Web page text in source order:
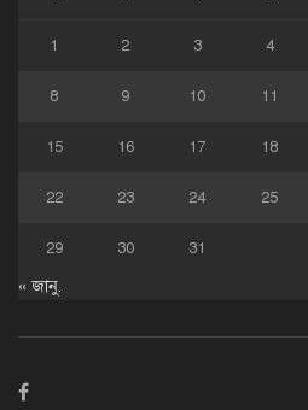
1 2 3 4
8 9 10 11
15 16 17 18
22 23 24 25
29 30 31
« জানু.